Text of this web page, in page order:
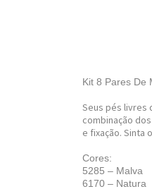
Kit 8 Pares De
Seus pés livres
combinação
e fixação. Sinta
Cores:
5285 – Malva
6170 – Natura